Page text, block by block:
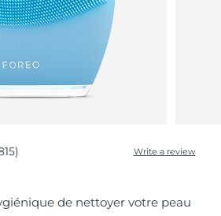
Write a review
de nettoyer votre peau